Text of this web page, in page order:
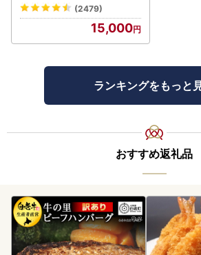
(2479)
15,000
ランキングをもっと
おすすめ返礼品